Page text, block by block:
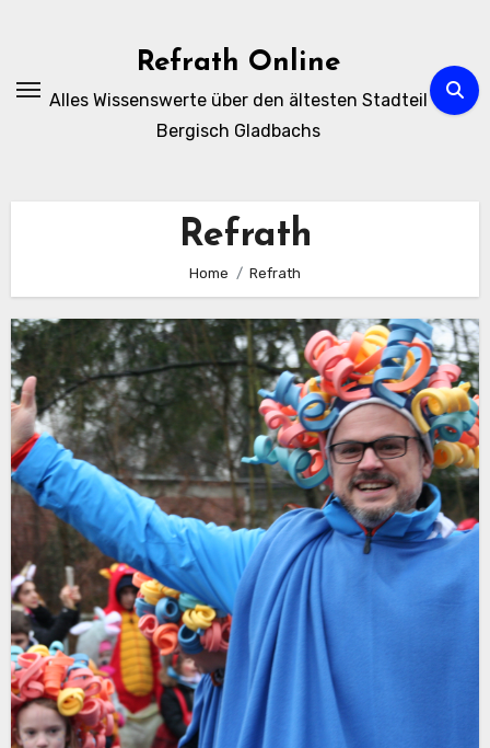
Refrath Online
Alles Wissenswerte über den ältesten Stadteil
Bergisch Gladbachs
Refrath
Home Refrath